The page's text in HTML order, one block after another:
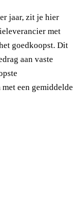
jaar, zit je hier
met
goedkoopst. Dit
aan vaste
een gemiddelde